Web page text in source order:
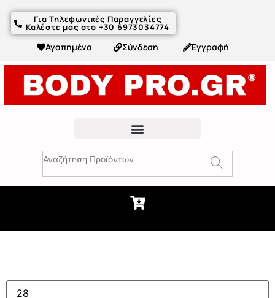
Για Τηλεφωνικές Παραγγελίες
Καλέστε μας στο +30 6973034774
Αγαπημένα Σύνδεση Εγγραφή